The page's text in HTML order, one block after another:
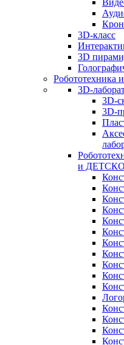
3D-класс
3D
Робототехника
3D-
3D-
3D-
и